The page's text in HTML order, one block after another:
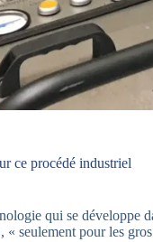
ce procédé industriel
qui se développe
« seulement pour les